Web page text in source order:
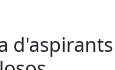
d'aspirants